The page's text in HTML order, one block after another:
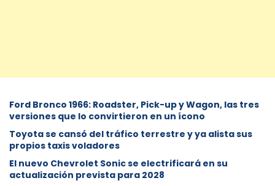
Ford Bronco 1966: Roadster, Pick-up y Wagon, las tres
versiones que lo convirtieron en un ícono
Toyota se cansó del tráfico terrestre y ya alista sus
propios taxis voladores
El nuevo Chevrolet Sonic se electrificará en su
actualización prevista para 2028